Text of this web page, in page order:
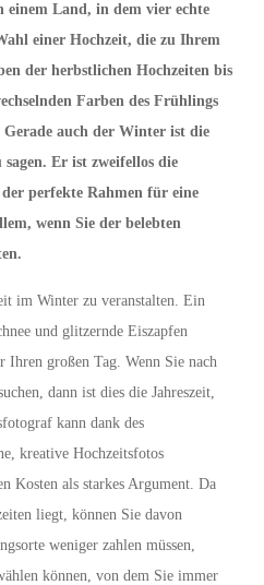
einem Land, in dem vier echte
einer Hochzeit, die zu Ihrem
der herbstlichen Hochzeiten bis
Farben des Frühlings
auch der Winter ist die
Er ist zweifellos die
perfekte Rahmen für eine
wenn Sie der belebten
im Winter zu veranstalten. Ein
und glitzernde Eiszapfen
Ihren großen Tag. Wenn Sie nach
dann ist dies die Jahreszeit,
kann dank des
kreative Hochzeitsfotos
Kosten als starkes Argument. Da
liegt, können Sie davon
weniger zahlen müssen,
können, von dem Sie immer